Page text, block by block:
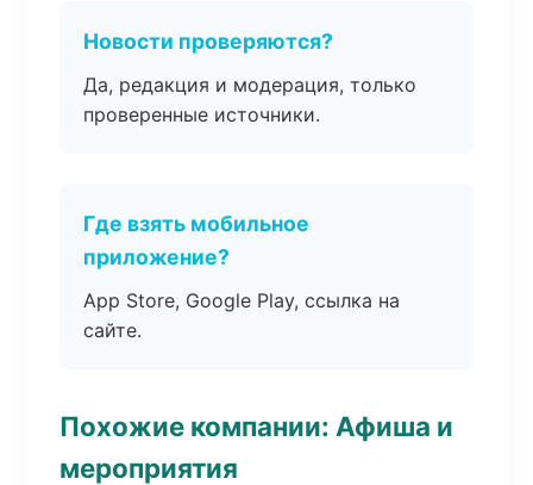
Новости проверяются?
Да, редакция и модерация, только
проверенные источники.
Где взять мобильное
приложение?
App Store, Google Play, ссылка на
сайте.
Похожие компании: Афиша и
мероприятия